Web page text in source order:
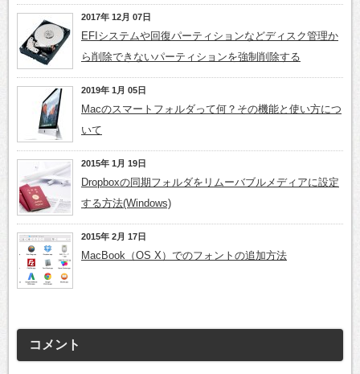
2017年 12月 07日
EFIシステムや回復パーティションなどディスク管理か
ら削除できないパーティションを強制削除する
2019年 1月 05日
Macのスマートフォルダって何？その機能と使い方につ
いて
2015年 1月 19日
Dropboxの同期フォルダをリムーバブルメディアに設定
する方法(Windows)
2015年 2月 17日
MacBook（OS X）でのフォントの追加方法
コメント